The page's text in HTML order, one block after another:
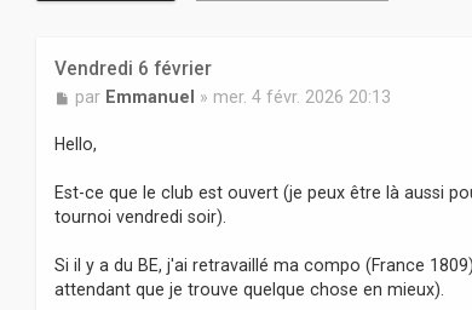
Vendredi 6 février
M
s
s
g
e
par Emmanuel » mer. 4 févr. 2026 20:13
Hello,
Est-ce que le club est ouvert (je peux être là aussi
tournoi vendredi soir).
Si il y a du BE, j'ai retravaillé ma compo (France
attendant que je trouve quelque chose en mieux).